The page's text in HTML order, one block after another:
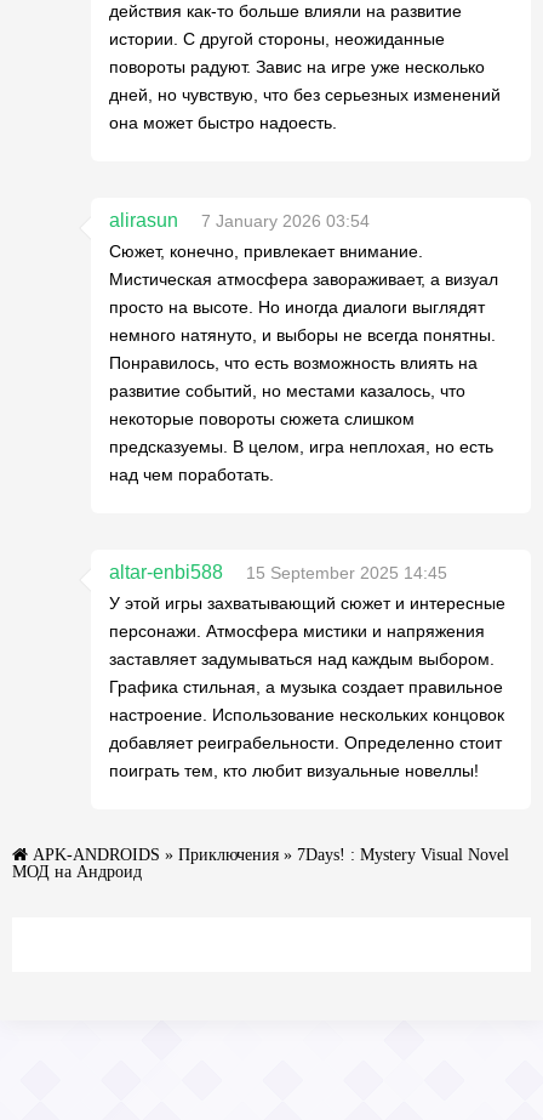
действия как-то больше влияли на развитие
истории. С другой стороны, неожиданные
повороты радуют. Завис на игре уже несколько
дней, но чувствую, что без серьезных изменений
она может быстро надоесть.
alirasun
7 January 2026 03:54
Сюжет, конечно, привлекает внимание.
Мистическая атмосфера завораживает, а визуал
просто на высоте. Но иногда диалоги выглядят
немного натянуто, и выборы не всегда понятны.
Понравилось, что есть возможность влиять на
развитие событий, но местами казалось, что
некоторые повороты сюжета слишком
предсказуемы. В целом, игра неплохая, но есть
над чем поработать.
altar-enbi588
15 September 2025 14:45
У этой игры захватывающий сюжет и интересные
персонажи. Атмосфера мистики и напряжения
заставляет задумываться над каждым выбором.
Графика стильная, а музыка создает правильное
настроение. Использование нескольких концовок
добавляет реиграбельности. Определенно стоит
поиграть тем, кто любит визуальные новеллы!
APK-ANDROIDS » Приключения » 7Days! : Mystery Visual Novel
МОД на Андроид